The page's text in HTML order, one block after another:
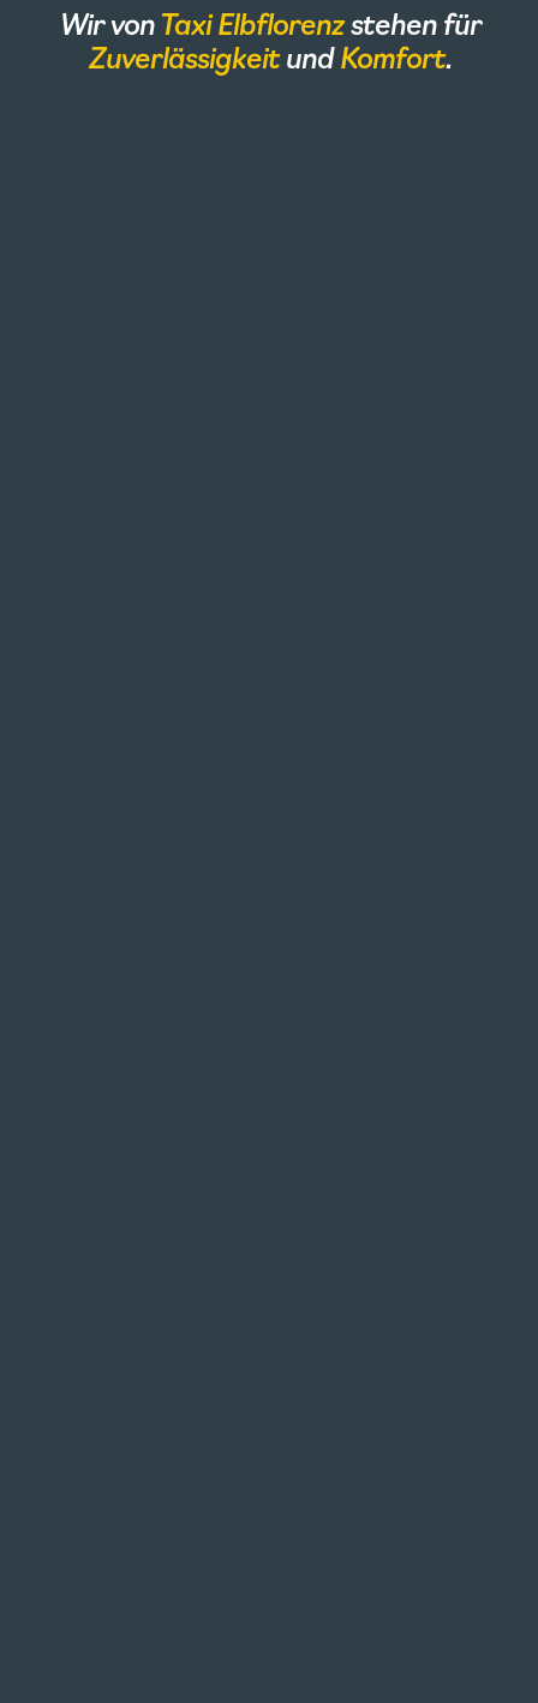
Wir vonTaxi Elbflorenzstehen für
ZuverlässigkeitundKomfort.